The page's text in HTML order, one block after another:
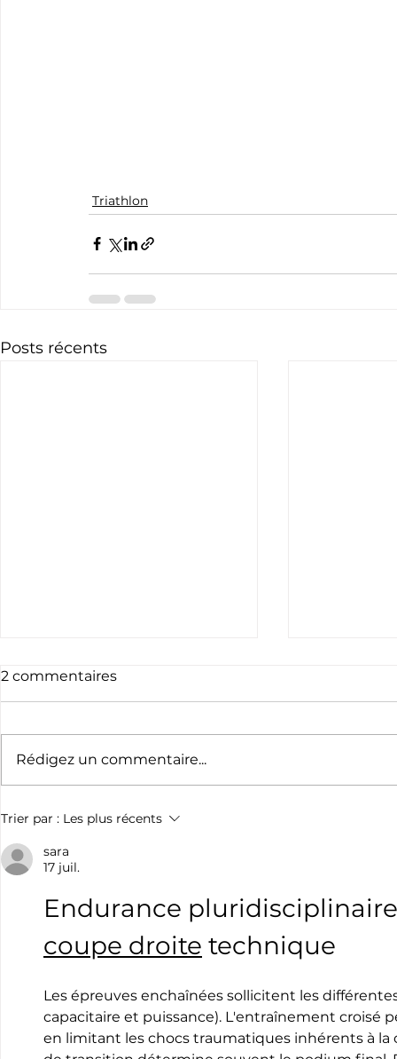
Triathlon
Posts récents
J-1 avant le Triathlon des
2 commentaires
Rédigez un commentaire...
Trier par : Les plus récents
sara
17 juil.
Endurance
coupe droite technique
Les épreuves enchaînées sollicitent les
capacitaire et puissance). L'entraînement croisé
en limitant les chocs traumatiques inhérents à la